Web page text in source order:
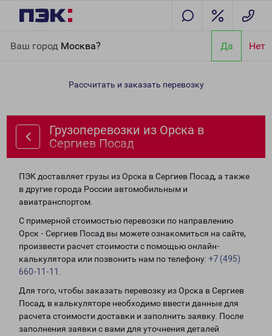
Ваш город Москва? Да Нет
Посад
Рассчитать и заказать перевозку
Грузоперевозки из Орска в
Сергиев Посад
ПЭК доставляет грузы из Орска в Сергиев Посад, а также
в другие города России автомобильным и
авиатранспортом.
С примерной стоимостью перевозки по направлению
Орск - Сергиев Посад вы можете ознакомиться на сайте,
произвести расчет стоимости с помощью онлайн-
калькулятора или позвонить нам по телефону: +7 (495)
660-11-11
Для того, чтобы заказать перевозку из Орска в Сергиев
Посад, в калькуляторе необходимо ввести данные для
расчета стоимости доставки и заполнить заявку. После
заполнения заявки с вами для уточнения деталей